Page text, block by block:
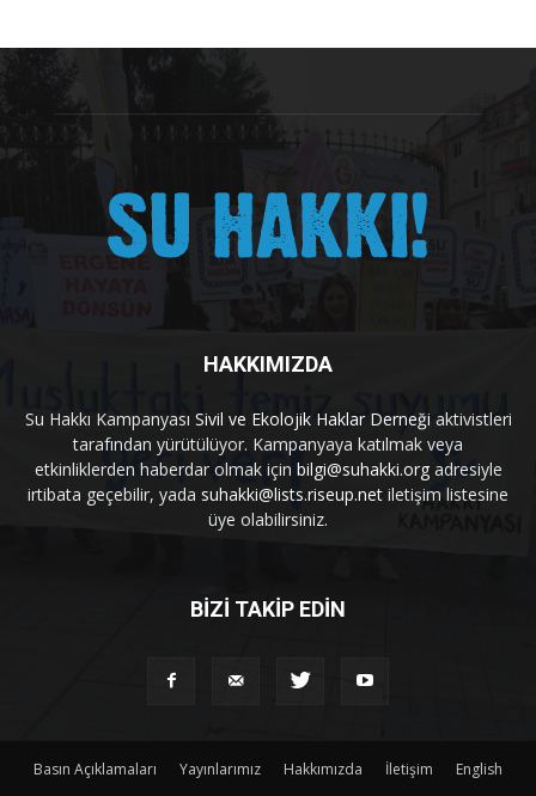
HAKKIMIZDA
Su Hakkı Kampanyası Sivil ve Ekolojik Haklar Derneği aktivistleri
tarafından yürütülüyor. Kampanyaya katılmak veya
etkinliklerden haberdar olmak için bilgi@suhakki.orgadresiyle
irtibata geçebilir, yada suhakki@lists.riseup.net iletişim listesine
üye olabilirsiniz.
BİZİ TAKİP EDİN
Basın Açıklamaları Yayınlarımız Hakkımızda İletişim English